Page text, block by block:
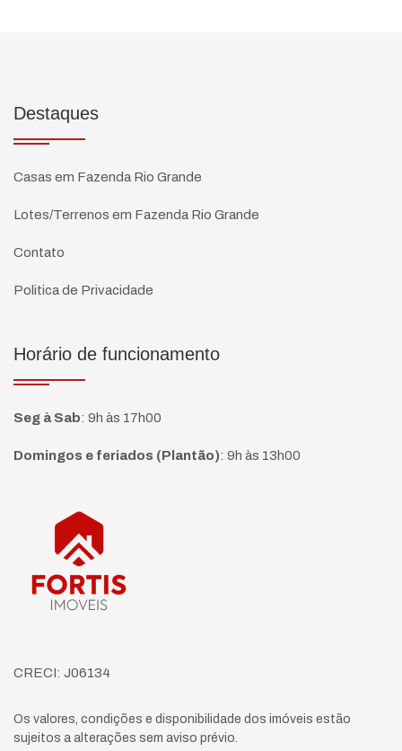
Destaques
Casas em Fazenda Rio Grande
Lotes/Terrenos em Fazenda Rio Grande
Contato
Politica de Privacidade
Horário de funcionamento
Seg à Sab: 9h às 17h00
Domingos e feriados (Plantão): 9h às 13h00
Página inicial
CRECI: J06134
Os valores, condições e disponibilidade dos imóveis estão
sujeitos a alterações sem aviso prévio.